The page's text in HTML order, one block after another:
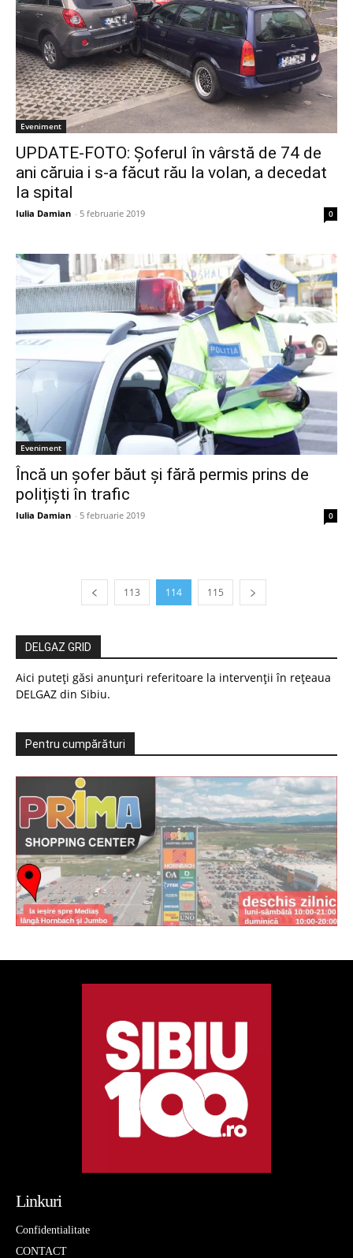
Eveniment
UPDATE-FOTO: Șoferul în vârstă de 74 de
ani căruia i s-a făcut rău la volan, a decedat
la spital
Iulia Damian - 5 februarie 2019 0
Eveniment
Încă un șofer băut și fără permis prins de
polițiști în trafic
Iulia Damian - 5 februarie 2019 0
113 114 115
DELGAZ GRID
Aici puteți găsi anunțuri referitoare la intervenții în rețeaua
DELGAZ din Sibiu.
Pentru cumpărături
Linkuri
Confidentialitate
CONTACT